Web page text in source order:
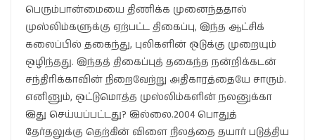
பெரும்பான்மையை திணிக்க முனைந்ததால்
முஸ்லிம்களுக்கு ஏற்பட்ட திகைப்பு, இந்த ஆட்சிக்
கலைப்பில் தகைந்து, புலிகளின் ஒடுக்கு முறையும்
ஒழிந்தது. இந்தத் திகைப்புத் தகைந்த நன்றிக்கடன்
சந்திரிக்காவின் நிறைவேற்று அதிகாரத்தையே சாரும்.
எனினும், ஒட்டுமொத்த முஸ்லிம்களின் நலனுக்கா
இது செய்யப்பட்டது? இல்லை.2004 பொதுத்
தேர்தலுக்கு தெற்கின் விளை நிலத்தை தயார் படுத்திய